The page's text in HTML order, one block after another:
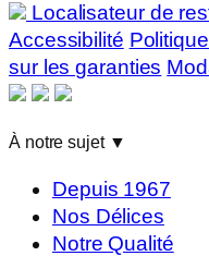
Localisateur de
Accessibilité
sur les garanties
À notre sujet ▼
Depuis 1967
Nos Délices
Notre Qualité